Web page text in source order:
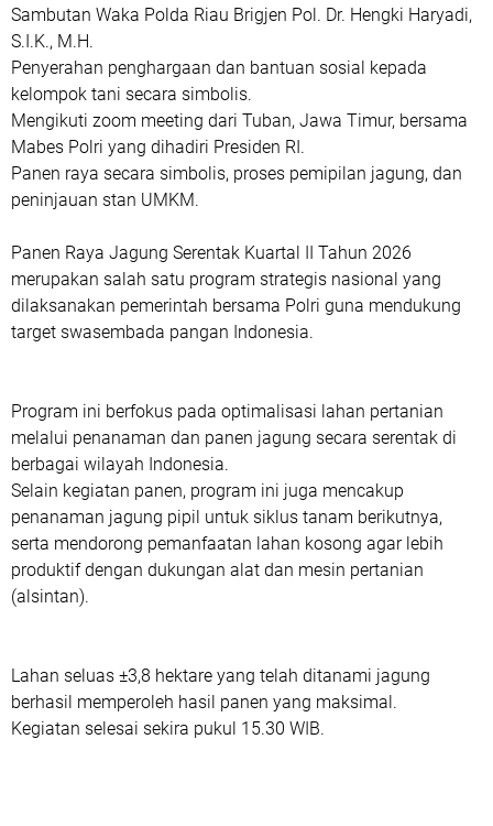
Sambutan Waka Polda Riau Brigjen Pol. Dr. Hengki Haryadi,
S.I.K., M.H.
Penyerahan penghargaan dan bantuan sosial kepada
kelompok tani secara simbolis.
Mengikuti zoom meeting dari Tuban, Jawa Timur, bersama
Mabes Polri yang dihadiri Presiden RI.
Panen raya secara simbolis, proses pemipilan jagung, dan
peninjauan stan UMKM.
Panen Raya Jagung Serentak Kuartal II Tahun 2026
merupakan salah satu program strategis nasional yang
dilaksanakan pemerintah bersama Polri guna mendukung
target swasembada pangan Indonesia.
Program ini berfokus pada optimalisasi lahan pertanian
melalui penanaman dan panen jagung secara serentak di
berbagai wilayah Indonesia.
Selain kegiatan panen, program ini juga mencakup
penanaman jagung pipil untuk siklus tanam berikutnya,
serta mendorong pemanfaatan lahan kosong agar lebih
produktif dengan dukungan alat dan mesin pertanian
(alsintan).
Lahan seluas ±3,8 hektare yang telah ditanami jagung
berhasil memperoleh hasil panen yang maksimal.
Kegiatan selesai sekira pukul 15.30 WIB.